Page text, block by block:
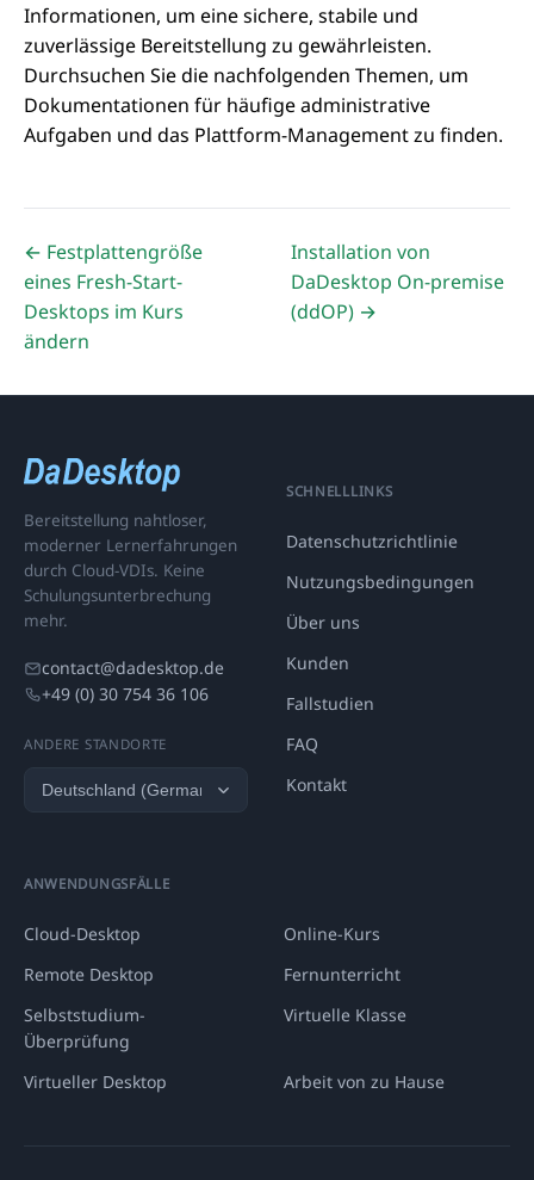
Informationen, um eine sichere, stabile und
zuverlässige Bereitstellung zu gewährleisten.
Durchsuchen Sie die nachfolgenden Themen, um
Dokumentationen für häufige administrative
Aufgaben und das Plattform-Management zu finden.
← Festplattengröße
eines Fresh-Start-
Desktops im Kurs
ändern
Installation von
DaDesktop On-premise
(ddOP) →
Bereitstellung nahtloser,
moderner Lernerfahrungen
durch Cloud-VDIs. Keine
Schulungsunterbrechung
mehr.
contact@dadesktop.de
+49 (0) 30 754 36 106
ANDERE STANDORTE
SCHNELLLINKS
Datenschutzrichtlinie
Nutzungsbedingungen
Über uns
Kunden
Fallstudien
FAQ
Kontakt
ANWENDUNGSFÄLLE
Cloud-Desktop
Online-Kurs
Remote Desktop
Fernunterricht
Selbststudium-
Überprüfung
Virtuelle Klasse
Virtueller Desktop Arbeit von zu Hause